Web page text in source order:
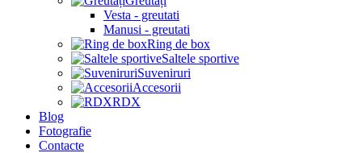
Vesta - greutati
Manusi - greutati
Ring de box
Saltele sportive
Suveniruri
Accesorii
RDX
Blog
Fotografie
Contacte